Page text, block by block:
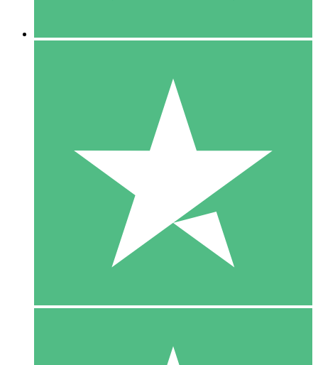
10 Téléchargements
20 00